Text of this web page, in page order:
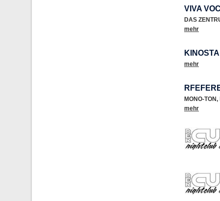
VIVA
DAS
mehr
mehr
MONO-TON,
mehr